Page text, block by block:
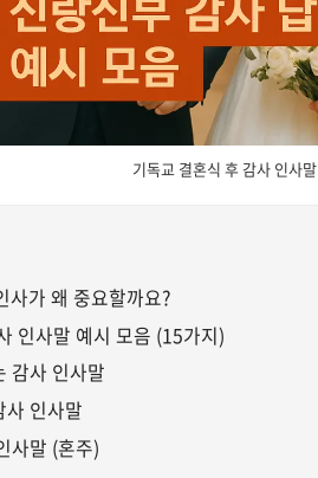
기독교 결혼식 후 감사 인사말
사가 왜 중요할까요?
인사말 예시 모음 (15가지)
감사 인사말
사 인사말
사말 (혼주)